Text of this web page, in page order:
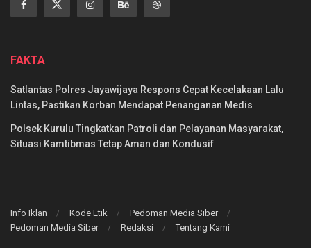
FAKTA
Satlantas Polres Jayawijaya Respons Cepat Kecelakaan Lalu
Lintas, Pastikan Korban Mendapat Penanganan Medis
Polsek Kurulu Tingkatkan Patroli dan Pelayanan Masyarakat,
Situasi Kamtibmas Tetap Aman dan Kondusif
Info Iklan Kode Etik
Pedoman Media Siber
Pedoman Media Siber
Redaksi Tentang Kami